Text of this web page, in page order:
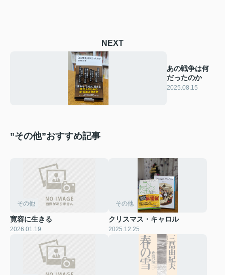
NEXT
あの戦争は何
だったのか
2025.08.15
”その他”おすすめ記事
その他
寛容に生きる
2026.01.19
その他
クリスマス・キャロル
2025.12.25